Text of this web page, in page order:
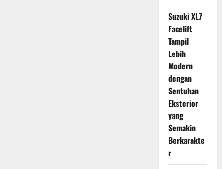
Suzuki XL7
Facelift
Tampil
Lebih
Modern
dengan
Sentuhan
Eksterior
yang
Semakin
Berkarakte
r